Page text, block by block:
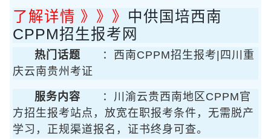
了解详情 》》》 中供国培西南
CPPM招生报考网
热门话题
：西南CPPM招生报考|四川重
庆云南贵州考证
服务内容
：川渝云贵西南地区CPPM官
方招生报考站点，放宽在职报考条件，无需脱产
学习，正规渠道报名，证书终身可查。